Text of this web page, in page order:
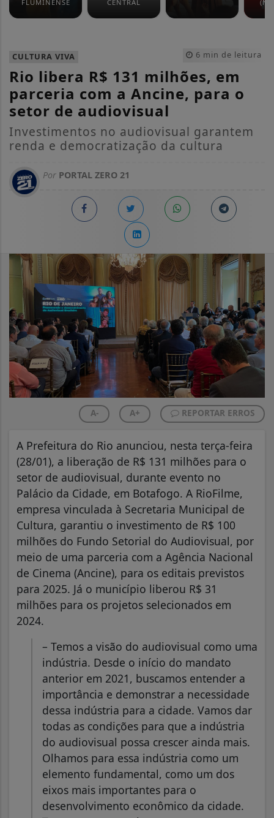
FLUMINENSE
CENTRAL
6 min de leitura
CULTURA VIVA
Rio libera R$ 131 milhões, em
parceria com a Ancine, para o
setor de audiovisual
Investimentos no audiovisual garantem
renda e democratização da cultura
Por PORTAL ZERO 21
A- A+ REPORTAR ERROS
A Prefeitura do Rio anunciou, nesta terça-feira
(28/01), a liberação de R$ 131 milhões para o
setor de audiovisual, durante evento no
Palácio da Cidade, em Botafogo. A RioFilme,
empresa vinculada à Secretaria Municipal de
Cultura, garantiu o investimento de R$ 100
milhões do Fundo Setorial do Audiovisual, por
meio de uma parceria com a Agência Nacional
de Cinema (Ancine), para os editais previstos
para 2025. Já o município liberou R$ 31
milhões para os projetos selecionados em
2024.
– Temos a visão do audiovisual como uma
indústria. Desde o início do mandato
anterior em 2021, buscamos entender a
importância e demonstrar a necessidade
dessa indústria para a cidade. Vamos dar
todas as condições para que a indústria
do audiovisual possa crescer ainda mais.
Olhamos para essa indústria como um
elemento fundamental, como um dos
eixos mais importantes para o
desenvolvimento econômico da cidade.